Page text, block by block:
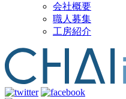
会社概要
職人募集
工房紹介